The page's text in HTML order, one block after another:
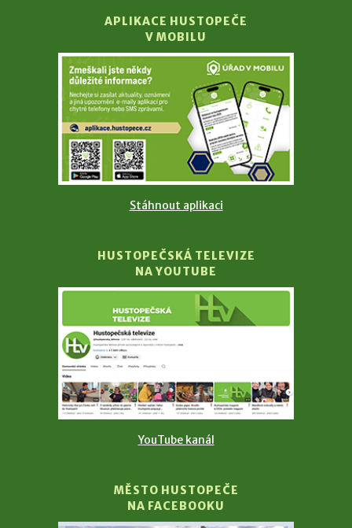
APLIKACE HUSTOPEČE
V MOBILU
Stáhnout aplikaci
HUSTOPEČSKÁ TELEVIZE
NA YOUTUBE
YouTube kanál
MĚSTO HUSTOPEČE
NA FACEBOOKU